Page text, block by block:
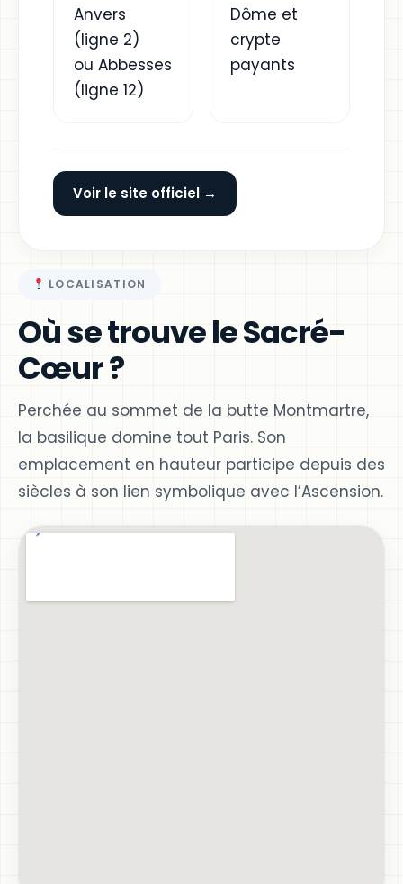
Anvers
(ligne 2)
ou Abbesses
(ligne 12)
Dôme et
crypte
payants
Voir le site officiel →
LOCALISATION
Où se trouve le Sacré-
Cœur ?
Perchée au sommet de la butte Montmartre,
la basilique domine tout Paris. Son
emplacement en hauteur participe depuis des
siècles à son lien symbolique avec l’Ascension.